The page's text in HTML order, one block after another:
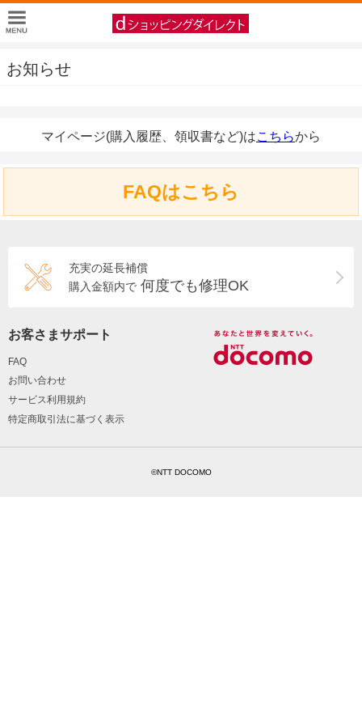
お知らせ
マイページ(購入履歴、領収書など)はこちらから
FAQはこちら
充実の延長補償
購入金額内で 何度でも修理OK
お客さまサポート
FAQ
お問い合わせ
サービス利用規約
特定商取引法に基づく表示
©NTT DOCOMO